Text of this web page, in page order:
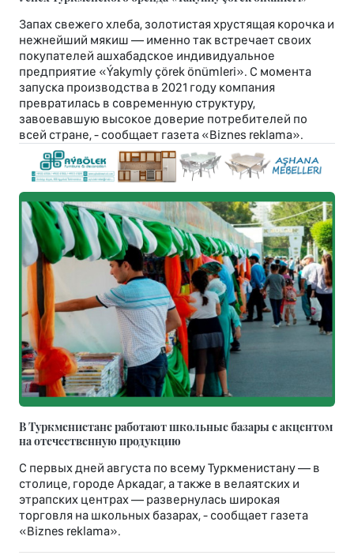
Запах свежего хлеба, золотистая хрустящая корочка и
нежнейший мякиш — именно так встречает своих
покупателей ашхабадское индивидуальное
предприятие «Ýakymly çörek önümleri». С момента
запуска производства в 2021 году компания
превратилась в современную структуру,
завоевавшую высокое доверие потребителей по
всей стране, - сообщает газета «Biznes reklama».
В Туркменистане работают школьные базары с акцентом
на отечественную продукцию
С первых дней августа по всему Туркменистану — в
столице, городе Аркадаг, а также в велаятских и
этрапских центрах — развернулась широкая
торговля на школьных базарах, - сообщает газета
«Biznes reklama».